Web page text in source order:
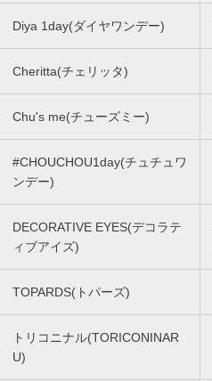
Diya 1day(ダイヤワンデー)
Cheritta(チェリッタ)
Chu's me(チューズミー)
#CHOUCHOU1day(チュチュワ
ンデー)
DECORATIVE EYES(デコラテ
ィブアイズ)
TOPARDS(トパーズ)
トリコニナル(TORICONINAR
U)